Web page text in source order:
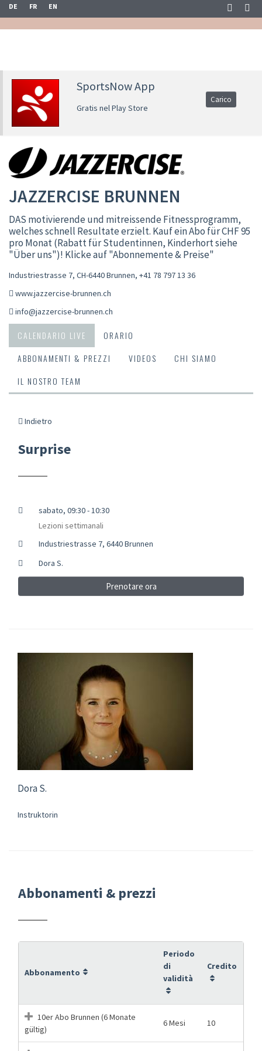
DE FR EN
SportsNow App
Gratis nel Play Store
Carico
JAZZERCISE BRUNNEN
DAS motivierende und mitreissende Fitnessprogramm,
welches schnell Resultate erzielt. Kauf ein Abo für CHF 95
pro Monat (Rabatt für Studentinnen, Kinderhort siehe
"Über uns")! Klicke auf "Abonnemente & Preise"
Industriestrasse 7, CH-6440 Brunnen, +41 78 797 13 36
www.jazzercise-brunnen.ch
info@jazzercise-brunnen.ch
CALENDARIO LIVE
ORARIO
ABBONAMENTI & PREZZI
VIDEOS
CHI SIAMO
IL NOSTRO TEAM
Indietro
Surprise
sabato, 09:30 - 10:30
Lezioni settimanali
Industriestrasse 7, 6440 Brunnen
Dora S.
Prenotare ora
Dora S.
Instruktorin
Abbonamenti & prezzi
Abbonamento
Periodo
di
validità
Credito
10er Abo Brunnen (6 Monate
gültig)
6 Mesi 10